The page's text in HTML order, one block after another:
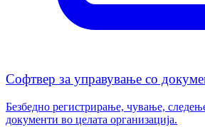
Софтвер за управување со
Безбедно регистрирање, чување,
документи во целата организација.